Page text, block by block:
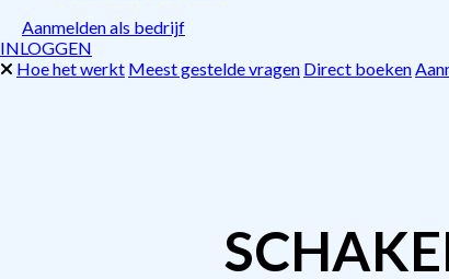
Aanmelden als bedrijf
INLOGGEN
Hoe het werkt Meest gestelde vragen Direct boeken